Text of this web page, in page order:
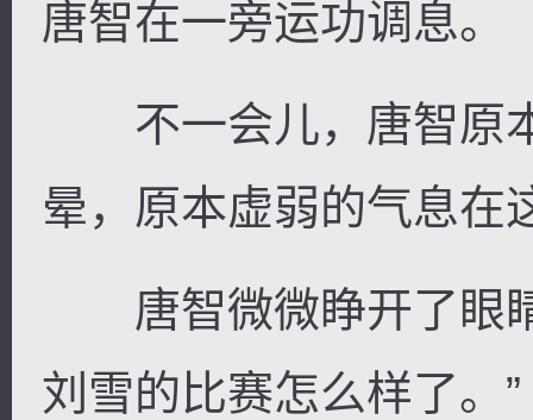
唐智在一旁运功调息。
不一会儿，唐智原
晕，原本虚弱的气息在
唐智微微睁开了眼睛
刘雪的比赛怎么样了。”